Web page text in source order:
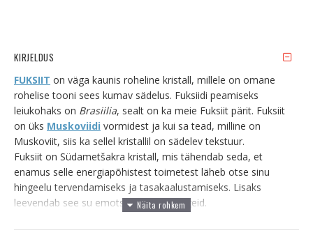
KIRJELDUS
FUKSIIT on väga kaunis roheline kristall, millele on omane
rohelise tooni sees kumav sädelus. Fuksiidi peamiseks
leiukohaks on Brasiilia, sealt on ka meie Fuksiit pärit. Fuksiit
on üks Muskoviidi vormidest ja kui sa tead, milline on
Muskoviit, siis ka sellel kristallil on sädelev tekstuur.
Fuksiit on Südametšakra kristall, mis tähendab seda, et
enamus selle energiapõhistest toimetest läheb otse sinu
hingeelu tervendamiseks ja tasakaalustamiseks. Lisaks
leevendab see su emotsionaalseid pingeid.
Erialaliselt sobib Fuksiit neile tööedu kristalliks, kelle tööks on